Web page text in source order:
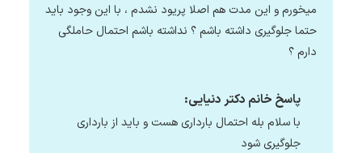
میخورم و این مدت هم اصلا پریود نشدم ، با این وجود باید
حتما جلوگیری داشته باشم ؟ نداشته باشم احتمال حاملگی
دارم ؟
پاسخ خانم دکتر دنیایی:
با سلام بله احتمال بارداری هست و باید از بارداری
جلوگیری شود